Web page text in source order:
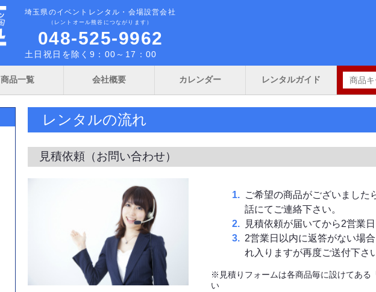
埼玉県のイベントレンタル・会場設営会社
（レントオール熊谷につながります）
048-525-9962
土日祝日を除く9：00～17：00
商品一覧 会社概要 カレンダー レンタルガイド
レンタルの流れ
見積依頼（お問い合わせ）
ご希望の商品がございました
話にてご連絡下さい。
見積依頼が届いてから2営業
2営業日以内に返答がない場
れ入りますが再度ご送付下さ
※見積りフォームは各商品毎に設けてある
い